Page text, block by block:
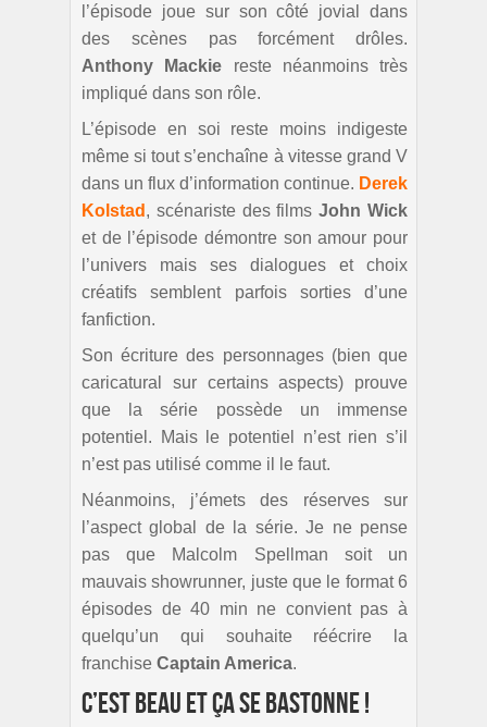
l’épisode joue sur son côté jovial dans
des scènes pas forcément drôles.
Anthony Mackie reste néanmoins très
impliqué dans son rôle.
L’épisode en soi reste moins indigeste
même si tout s’enchaîne à vitesse grand V
dans un flux d’information continue. Derek
Kolstad , scénariste des filmsJohn Wick
et de l’épisode démontre son amour pour
l’univers mais ses dialogues et choix
créatifs semblent parfois sorties d’une
fanfiction.
Son écriture des personnages (bien que
caricatural sur certains aspects) prouve
que la série possède un immense
potentiel. Mais le potentiel n’est rien s’il
n’est pas utilisé comme il le faut.
Néanmoins, j’émets des réserves sur
l’aspect global de la série. Je ne pense
pas que Malcolm Spellman soit un
mauvais showrunner, juste que le format 6
épisodes de 40 min ne convient pas à
quelqu’un qui souhaite réécrire la
franchise Captain America.
C’est beau et ça se bastonne !